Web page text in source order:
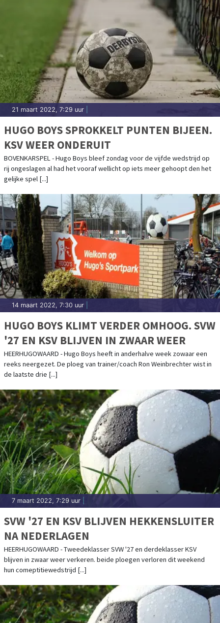
21 maart 2022, 7:29 uur
HUGO BOYS SPROKKELT PUNTEN BIJEEN.
KSV WEER ONDERUIT
BOVENKARSPEL - Hugo Boys bleef zondag voor de vijfde wedstrijd op
rij ongeslagen al had het vooraf wellicht op iets meer gehoopt den het
gelijke spel [...]
14 maart 2022, 7:30 uur
HUGO BOYS KLIMT VERDER OMHOOG. SVW
'27 EN KSV BLIJVEN IN ZWAAR WEER
HEERHUGOWAARD - Hugo Boys heeft in anderhalve week zowaar een
reeks neergezet. De ploeg van trainer/coach Ron Weinbrechter wist in
de laatste drie [...]
7 maart 2022, 7:29 uur
SVW '27 EN KSV BLIJVEN HEKKENSLUITER
NA NEDERLAGEN
HEERHUGOWAARD - Tweedeklasser SVW '27 en derdeklasser KSV
blijven in zwaar weer verkeren. beide ploegen verloren dit weekend
hun comeptitiewedstrijd [...]